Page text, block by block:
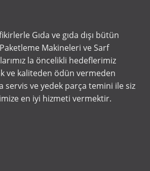
Gıda ve gıda dışı bütün
Makineleri ve Sarf
la öncelikli hedeflerimiz
ve kaliteden ödün vermeden
servis ve yedek parça temini ile siz
en iyi hizmeti vermektir.